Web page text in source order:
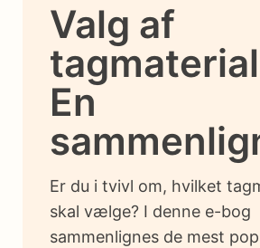
Valg af
En
Er du i tvivl om, hvilket
skal vælge? I denne e-bog
sammenlignes de mest